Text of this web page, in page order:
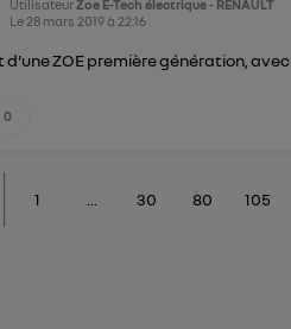
UtilisateurZoe E-Tech électrique - RENAULT
Le 28 mars 2019à 22:16
d'une ZOE première génération,
0
1 30 80 105